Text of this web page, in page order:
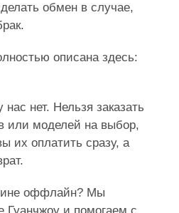
обмен в случае,
описана здесь:
нет. Нельзя заказать
или моделей на выбор,
их оплатить сразу, а
оффлайн? Мы